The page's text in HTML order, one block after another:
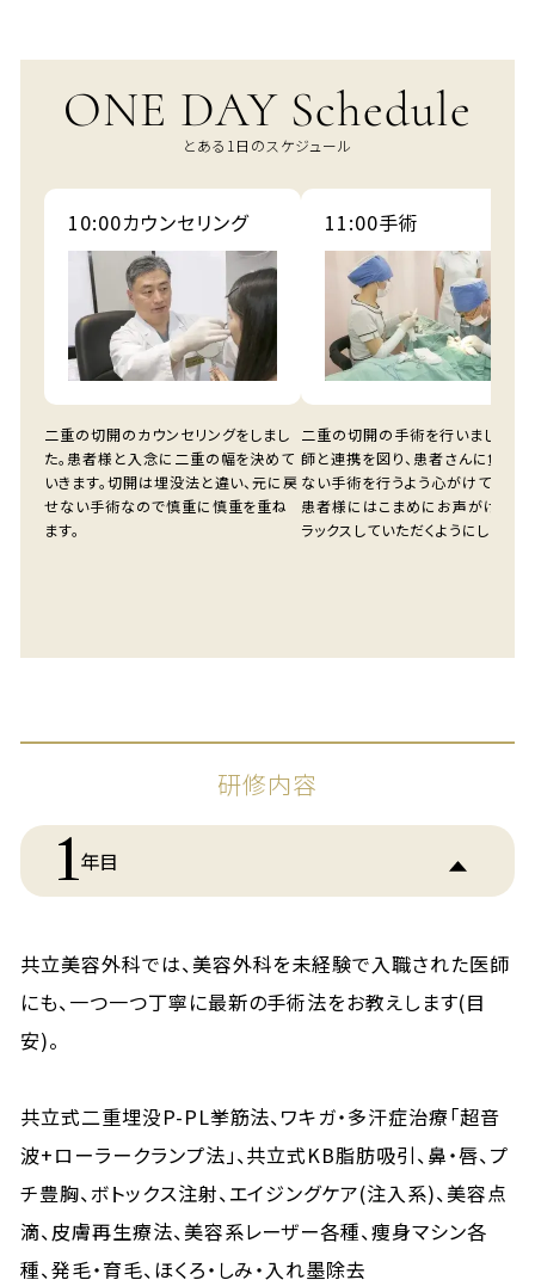
ONE DAY Schedule
とある1日のスケジュール
10:00カウンセリング
二重の切開のカウンセリングをしまし
た。患者様と入念に二重の幅を決めて
いきます。切開は埋没法と違い、元に戻
せない手術なので慎重に慎重を重ね
ます。
11:00手術
二重の切開の手術を行いました。
師と連携を図り、患者さんに負担
ない手術を行うよう心がけています
患者様にはこまめにお声がけをし
ラックスしていただくようにしていま
研修内容
1年目
共立美容外科では、美容外科を未経験で入職された医師
にも、一つ一つ丁寧に最新の手術法をお教えします(目
安)。
共立式二重埋没P-PL挙筋法、ワキガ・多汗症治療「超音
波+ローラークランプ法」、共立式KB脂肪吸引、鼻・唇、プ
チ豊胸、ボトックス注射、エイジングケア(注入系)、美容点
滴、皮膚再生療法、美容系レーザー各種、痩身マシン各
種、発毛・育毛、ほくろ・しみ・入れ墨除去